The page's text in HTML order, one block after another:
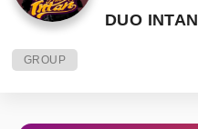
DUO INTAN
GROUP